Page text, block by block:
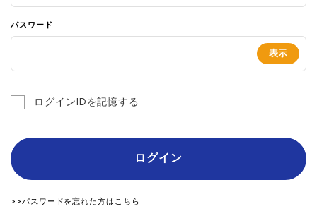
パスワード
ログインIDを記憶する
ログイン
>>パスワードを忘れた方はこちら